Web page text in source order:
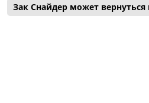
Зак Снайдер может